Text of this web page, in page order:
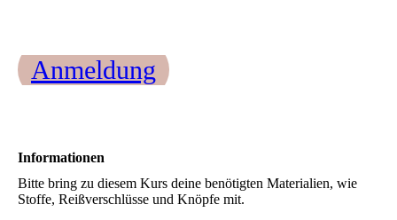
Anmeldung
Informationen
Bitte bring zu diesem Kurs deine benötigten Materialien, wie
Stoffe, Reißverschlüsse und Knöpfe mit.